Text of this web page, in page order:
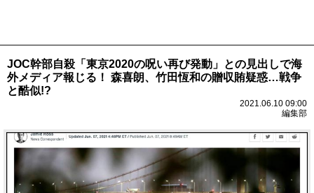
JOC幹部自殺「東京2020の呪い再び発動」との見出しで海
外メディア報じる！ 森喜朗、竹田恆和の贈収賄疑惑…戦争
と酷似!?
2021.06.10 09:00
編集部